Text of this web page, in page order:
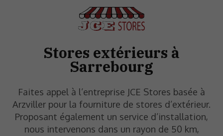
Stores extérieurs à
Sarrebourg
Faites appel à l’entreprise JCE Stores basée à
Arzviller pour la fourniture de stores d’extérieur.
Proposant également un service d’installation,
nous intervenons dans un rayon de 50 km,